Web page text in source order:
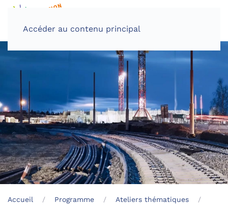
Accéder au contenu principal
Accueil Programme
Ateliers thématiques